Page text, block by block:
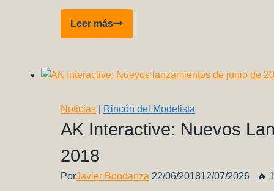
Leer másA-
4Q
305
Carlos
A.
Noticias Rincón del Modelista
AK Interactive: Nuevos
2018
PorJavier Bondanza 22/06/201812/07/2026 🔥